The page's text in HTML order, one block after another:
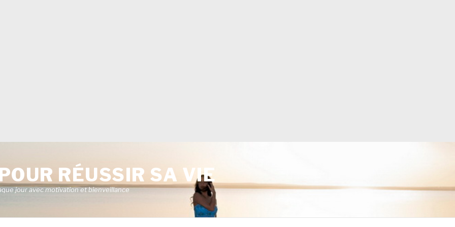
RÉUSSIR SA VIE
jour avec motivation et bienveillance